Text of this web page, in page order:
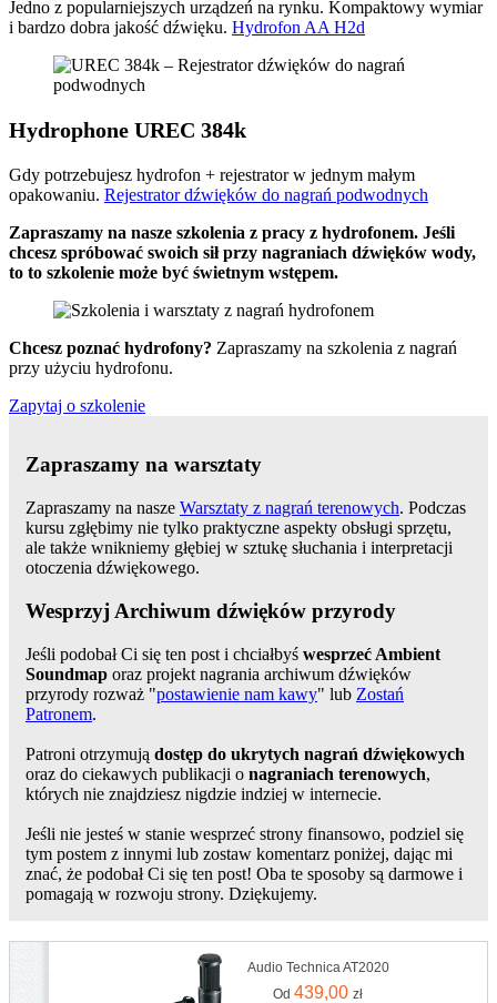
Jedno z popularniejszych urządzeń na rynku. Kompaktowy wymiar
i bardzo dobra jakość dźwięku. Hydrofon AA H2d
Hydrophone UREC 384k
Gdy potrzebujesz hydrofon + rejestrator w jednym małym
opakowaniu. Rejestrator dźwięków do nagrań podwodnych
Zapraszamy na nasze szkolenia z pracy z hydrofonem. Jeśli
chcesz spróbować swoich sił przy nagraniach dźwięków wody,
to to szkolenie może być świetnym wstępem.
Chcesz poznać hydrofony? Zapraszamy na szkolenia z nagrań
przy użyciu hydrofonu.
Zapytaj o szkolenie
Zapraszamy na warsztaty
Zapraszamy na nasze Warsztaty z nagrań terenowych. Podczas
kursu zgłębimy nie tylko praktyczne aspekty obsługi sprzętu,
ale także wnikniemy głębiej w sztukę słuchania i interpretacji
otoczenia dźwiękowego.
Wesprzyj Archiwum dźwięków przyrody
Jeśli podobał Ci się ten post i chciałbyś wesprzeć Ambient
Soundmap oraz projekt nagrania archiwum dźwięków
przyrody rozważ "postawienie nam kawy" lub Zostań
Patronem.
Patroni otrzymują dostęp do ukrytych nagrań dźwiękowych
oraz do ciekawych publikacji o nagraniach terenowych,
których nie znajdziesz nigdzie indziej w internecie.
Jeśli nie jesteś w stanie wesprzeć strony finansowo, podziel się
tym postem z innymi lub zostaw komentarz poniżej, dając mi
znać, że podobał Ci się ten post! Oba te sposoby są darmowe i
pomagają w rozwoju strony. Dziękujemy.
Audio Technica AT2020
Od 439,00 zł